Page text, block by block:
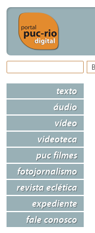
texto
áudio
vídeo
videoteca
puc filmes
fotojornalismo
revista eclética
expediente
fale conosco